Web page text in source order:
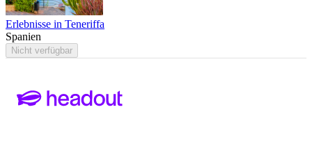
Erlebnisse in Teneriffa
Spanien
Nicht verfügbar